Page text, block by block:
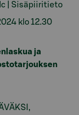
| Sisäpiiritieto
klo 12.30
ja